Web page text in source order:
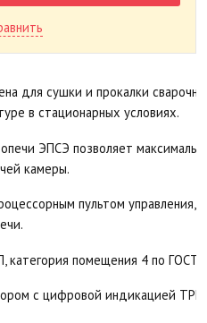
для сушки и прокалки
в стационарных условиях.
ЭПСЭ позволяет
камеры.
пультом управления,
категория помещения 4 по ГОСТ
с цифровой индикацией